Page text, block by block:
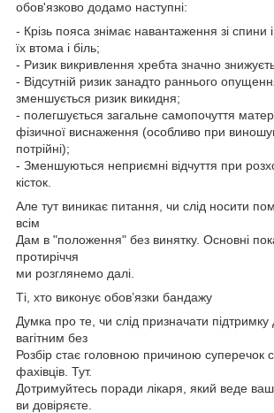
обов'язково додамо наступні:
- Крізь пояса знімає навантаження зі спини
їх втома і біль;
- Ризик викривлення хребта значно
- Відсутній ризик занадто раннього
зменшується ризик викидня;
- полегшується загальне самопочуття матері
фізичної виснаження (особливо при
потрійні);
- Зменшуються неприємні відчуття при
кісток.
Але тут виникає питання, чи слід носити
всім
Дам в "положення" без винятку. Основні
протиріччя
ми розглянемо далі.
Ті, хто виконує обов’язки бандажу
Думка про те, чи слід призначати підтримку
вагітним без
Розбір стає головною причиною суперечок
фахівців. Тут.
Дотримуйтесь поради лікаря, який веде
ви довіряєте.